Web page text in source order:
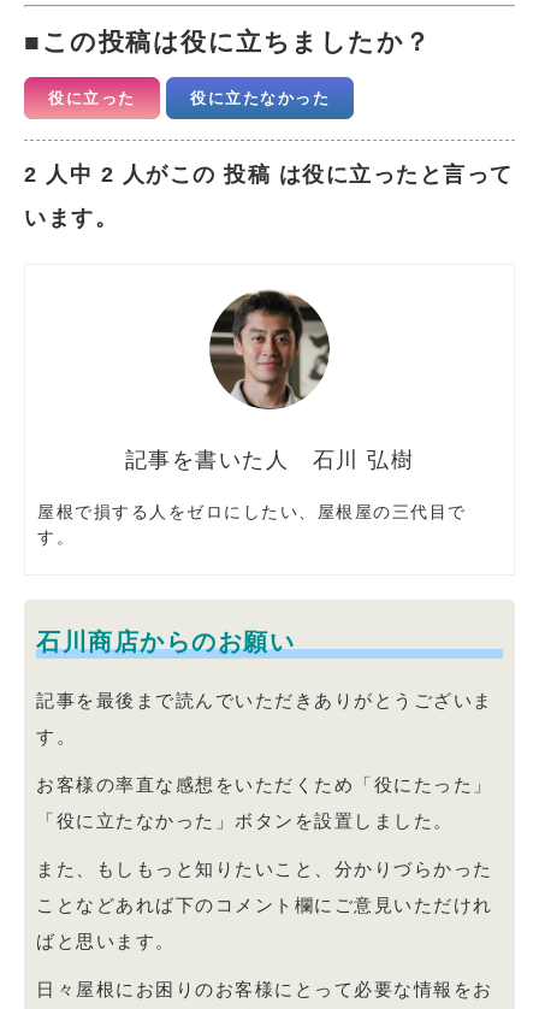
この投稿は役に立ちましたか？
役に立った 役に立たなかった
2 人中 2 人がこの 投稿 は役に立ったと言って
います。
石川 弘樹
屋根で損する人をゼロにしたい、屋根屋の三代目で
す。
石川商店からのお願い
記事を最後まで読んでいただきありがとうございま
す。
お客様の率直な感想をいただくため「役にたった」
「役に立たなかった」ボタンを設置しました。
また、もしもっと知りたいこと、分かりづらかった
ことなどあれば下のコメント欄にご意見いただけれ
ばと思います。
日々屋根にお困りのお客様にとって必要な情報をお